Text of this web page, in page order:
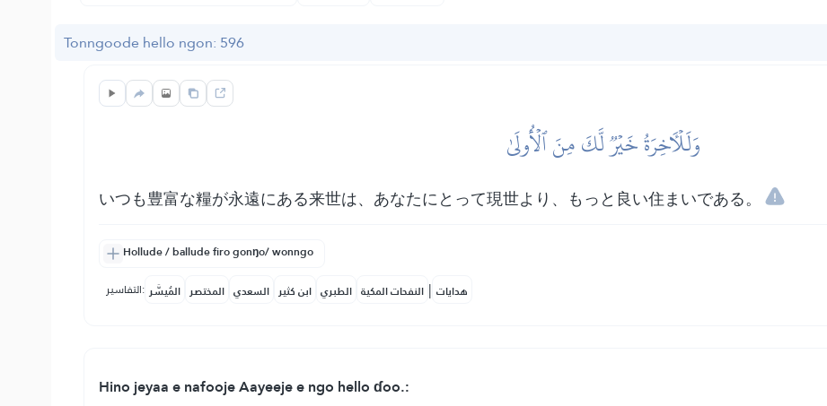
Tonngoode hello ngon: 596
وَلَلۡأٓخِرَةُ خَيۡرٞ لَّكَ مِنَ ٱلۡأُولَىٰ
いつも豊富な糧が永遠にある来世は、あなたにとって現世より、もっと良い住まいである。
Hollude / ballude firo gonŋo/ wonngo
التفاسير: المُيسَّر المختصر السعدي ابن كثير الطبري النفحات المكية | هدايات
Hino jeyaa e nafooje Aayeeje e ngo hello ɗoo.: